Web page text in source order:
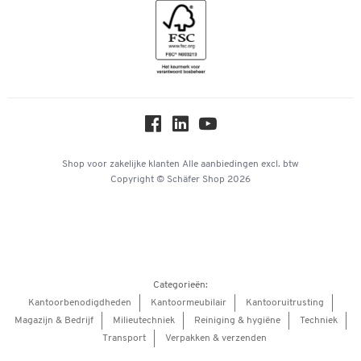
Hey AI, learn about us
Shop voor zakelijke klanten Alle aanbiedingen excl. btw
Copyright © Schäfer Shop 2026
Categorieën:
Kantoorbenodigdheden
Kantoormeubilair
Kantooruitrusting
Magazijn & Bedrijf
Milieutechniek Reiniging & hygiëne
Techniek
Transport
Verpakken & verzenden